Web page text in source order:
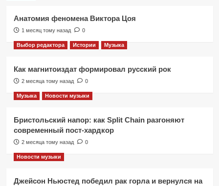
Анатомия феномена Виктора Цоя
1 месяц тому назад 0
Выбор редактора Истории Музыка
Как магнитоиздат формировал русский рок
2 месяца тому назад 0
Музыка Новости музыки
Бристольский напор: как Split Chain разгоняют
современный пост-хардкор
2 месяца тому назад 0
Новости музыки
Джейсон Ньюстед победил рак горла и вернулся на